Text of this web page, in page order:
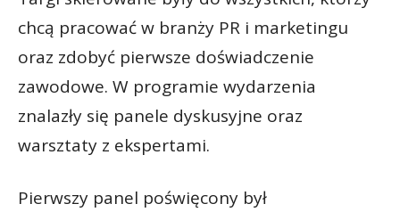
chcą pracować w branży PR i marketingu
oraz zdobyć pierwsze doświadczenie
zawodowe. W programie wydarzenia
znalazły się panele dyskusyjne oraz
warsztaty z ekspertami.
Pierwszy panel poświęcony był